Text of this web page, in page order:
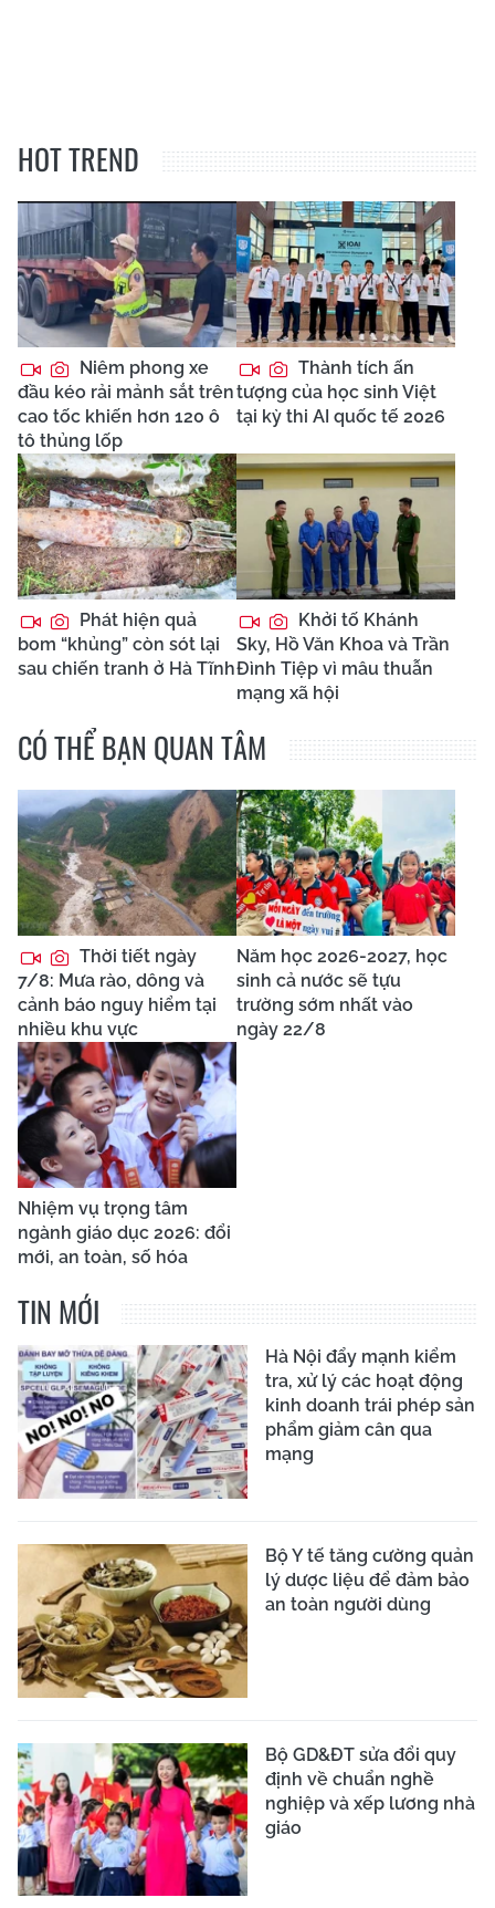
HOT TREND
Niêm phong xe
đầu kéo rải mảnh sắt trên
cao tốc khiến hơn 120 ô
tô thủng lốp
Thành tích ấn
tượng của học sinh Việt
tại kỳ thi AI quốc tế 2026
Phát hiện quả
bom “khủng” còn sót lại
sau chiến tranh ở Hà Tĩnh
Khởi tố Khánh
Sky, Hồ Văn Khoa và Trần
Đình Tiệp vì mâu thuẫn
mạng xã hội
CÓ THỂ BẠN QUAN TÂM
Thời tiết ngày
7/8: Mưa rào, dông và
cảnh báo nguy hiểm tại
nhiều khu vực
Năm học 2026-2027, học
sinh cả nước sẽ tựu
trường sớm nhất vào
ngày 22/8
Nhiệm vụ trọng tâm
ngành giáo dục 2026: đổi
mới, an toàn, số hóa
TIN MỚI
Hà Nội đẩy mạnh kiểm
tra, xử lý các hoạt động
kinh doanh trái phép sản
phẩm giảm cân qua
mạng
Bộ Y tế tăng cường quản
lý dược liệu để đảm bảo
an toàn người dùng
Bộ GD&ĐT sửa đổi quy
định về chuẩn nghề
nghiệp và xếp lương nhà
giáo